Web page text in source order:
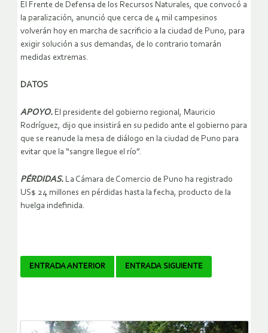
El Frente de Defensa de los Recursos Naturales, que convocó a
la paralización, anunció que cerca de 4 mil campesinos
volverán hoy en marcha de sacrificio a la ciudad de Puno, para
exigir solución a sus demandas, de lo contrario tomarán
medidas extremas.
DATOS
APOYO. El presidente del gobierno regional, Mauricio
Rodríguez, dijo que insistirá en su pedido ante el gobierno para
que se reanude la mesa de diálogo en la ciudad de Puno para
evitar que la “sangre llegue el río”.
PÉRDIDAS. La Cámara de Comercio de Puno ha registrado
US$ 24 millones en pérdidas hasta la fecha, producto de la
huelga indefinida.
Navegador
artículos
ENTRADA ANTERIOR ENTRADA SIGUIENTE